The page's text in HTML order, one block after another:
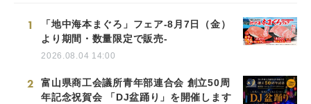
1
「地中海本まぐろ」フェア-8月7日（金）
より期間・数量限定で販売-
2026.08.04 14:00
2
富山県商工会議所青年部連合会 創立50周
年記念祝賀会 「DJ盆踊り」を開催します